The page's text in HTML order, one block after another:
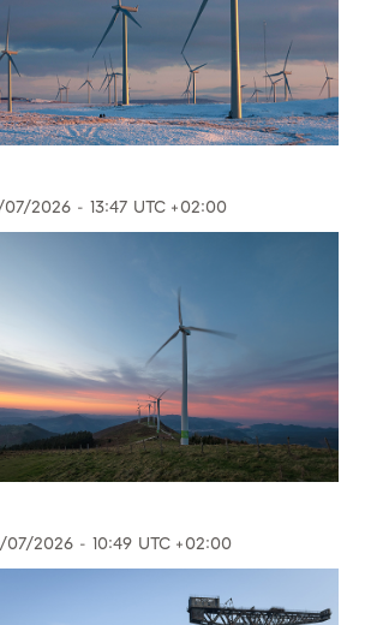
07/2026 - 13:47 UTC +02:00
07/2026 - 10:49 UTC +02:00